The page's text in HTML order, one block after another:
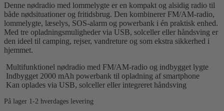
Denne nødradio med lommelygte er en kompakt og alsidig radio til
både nødsituationer og fritidsbrug. Den kombinerer FM/AM-radio,
lommelygte, læselys, SOS-alarm og powerbank i én praktisk enhed.
Med tre opladningsmuligheder via USB, solceller eller håndsving er
den ideel til camping, rejser, vandreture og som ekstra sikkerhed i
hjemmet.
Multifunktionel nødradio med FM/AM-radio og indbygget lygte
Indbygget 2000 mAh powerbank til opladning af smartphone
Kan oplades via USB, solceller eller integreret håndsving
På lager 1-2 hverdages levering